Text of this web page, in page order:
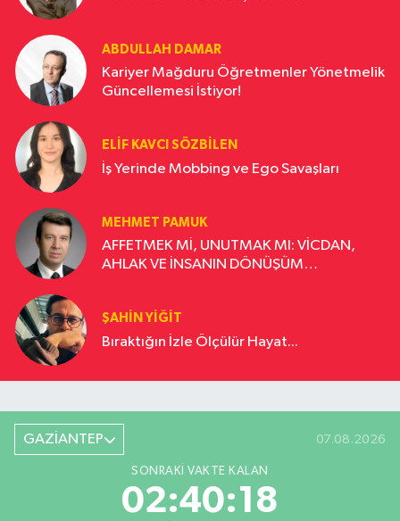
ABDULLAH DAMAR
Kariyer Mağduru Öğretmenler Yönetmelik
Güncellemesi İstiyor!
ELIF KAVCI SÖZBILEN
İş Yerinde Mobbing ve Ego Savaşları
MEHMET PAMUK
AFFETMEK Mİ, UNUTMAK MI: VİCDAN,
AHLAK VE İNSANIN DÖNÜŞÜM
ŞAHIN YIĞIT
Bıraktığın İzle Ölçülür Hayat...
GAZİANTEP 07.08.2026
SONRAKI VAKTE KALAN
02:40:17